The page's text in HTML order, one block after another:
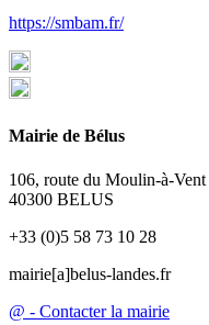
https://smbam.fr/
Mairie de Bélus
106, route du Moulin-à-Vent
40300 BELUS
+33 (0)5 58 73 10 28
mairie[a]belus-landes.fr
@ - Contacter la mairie